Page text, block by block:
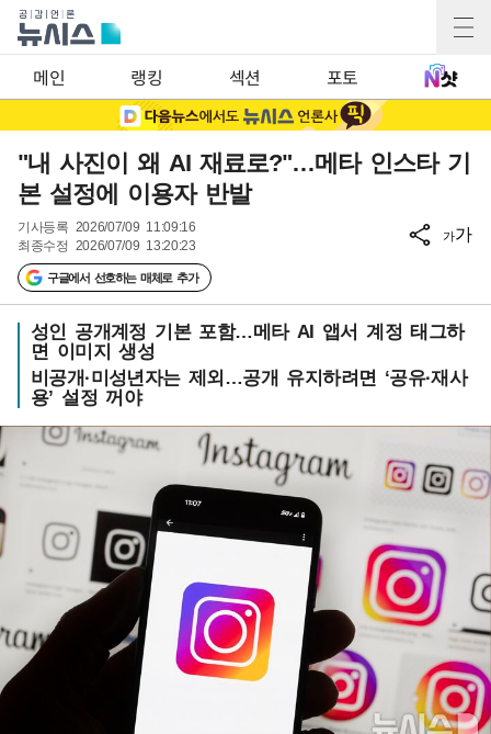
메인 랭킹 섹션 포토
"내 사진이 왜 AI 재료로?"…메타 인스타 기
본 설정에 이용자 반발
기사등록 2026/07/09 11:09:16
최종수정 2026/07/09 13:20:23
구글에서 선호하는 매체로 추가
가가
성인 공개계정 기본 포함…메타 AI 앱서 계정 태그하
면 이미지 생성
비공개·미성년자는 제외…공개 유지하려면 ‘공유·재사
용’ 설정 꺼야